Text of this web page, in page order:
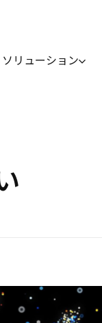
ソリューション